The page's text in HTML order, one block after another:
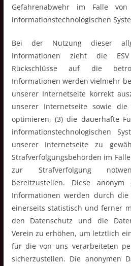
Gefahrenabwehr im Falle
informationstechnologischen
Bei der Nutzung dieser
Informationen zieht die
Rückschlüsse auf die
Informationen werden vielmehr
unserer Internetseite korrekt
unserer Internetseite sowie
optimieren, (3) die dauerhafte
informationstechnologischen
unserer Internetseite zu
Strafverfolgungsbehörden im
zur Strafverfolgung
bereitzustellen. Diese
Informationen werden durch die
einerseits statistisch und ferner
den Datenschutz und die
Verein zu erhöhen, um letztlich
für die von uns verarbeiteten
sicherzustellen. Die anonymen